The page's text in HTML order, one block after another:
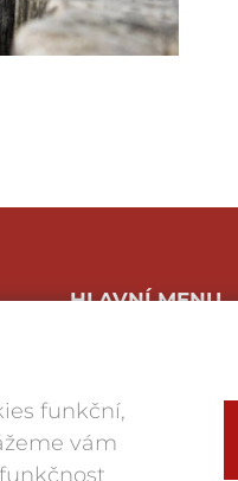
HLAVNÍ MENU
Víno
Magazín
funkční,
vám